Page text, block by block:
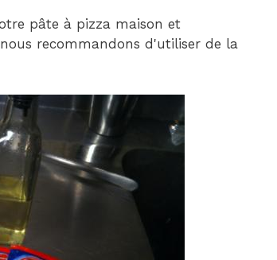
pâte à pizza maison et
recommandons d'utiliser de la